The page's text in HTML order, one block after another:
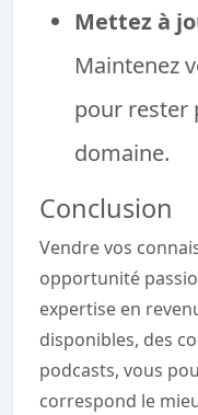
Mettez à
Maintenez
pour rester
domaine.
Conclusion
Vendre vos
opportunité
expertise en
disponibles, des
podcasts, vous
correspond le